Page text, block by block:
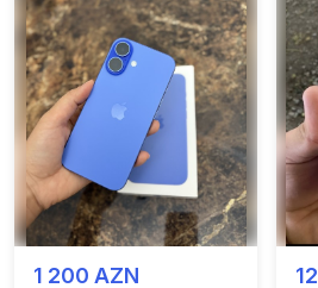
1 200 AZN